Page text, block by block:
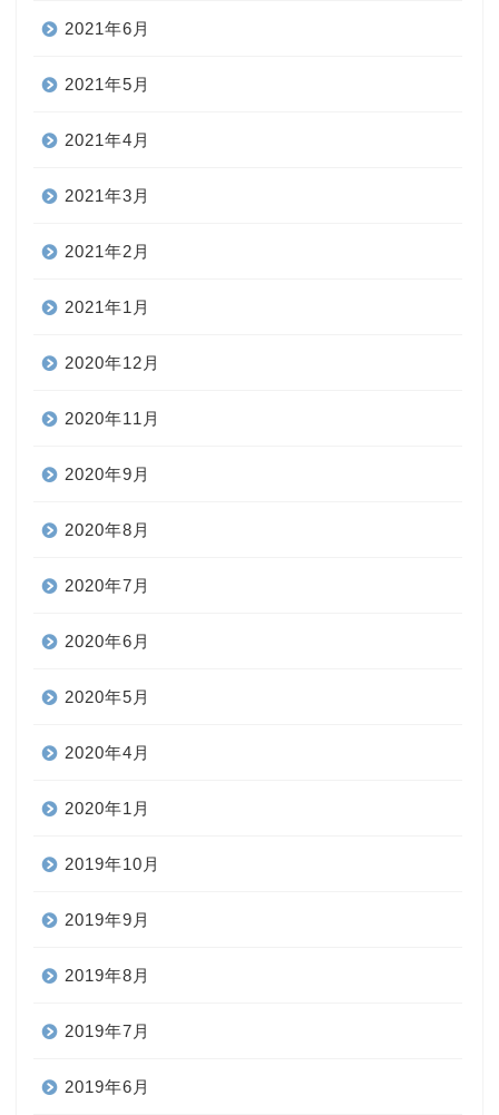
2021年6月
2021年5月
2021年4月
2021年3月
2021年2月
2021年1月
2020年12月
2020年11月
2020年9月
2020年8月
2020年7月
2020年6月
2020年5月
2020年4月
2020年1月
2019年10月
2019年9月
2019年8月
2019年7月
2019年6月